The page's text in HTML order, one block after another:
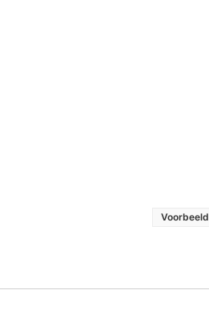
Voorbeeld